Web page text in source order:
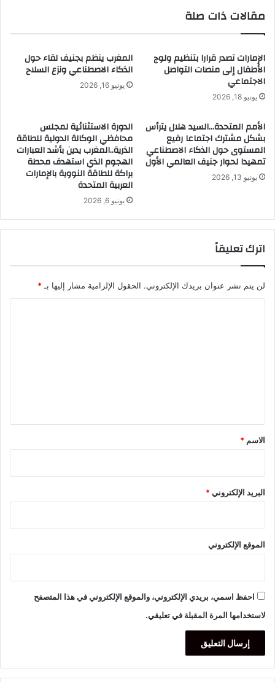
مقالات ذات صلة
الإمارات تصدر قرارا بتنظيم ولوج
الأطفال إلى منصات التواصل
الاجتماعي
يونيو 18, 2026
المغرب ينظم بجنيف لقاء حول
الذكاء الاصطناعي ونزع السلاح
يونيو 16, 2026
الأمم المتحدة…السيد هلال يترأس
بشكل مشترك اجتماعا رفيع
المستوى حول الذكاء الاصطناعي
تمهيدا لحوار جنيف العالمي الأول
يونيو 13, 2026
الدورة الاستثنائية لمجلس
محافظي الوكالة الدولية للطاقة
الذرية..المغرب يدين بأشد العبارات
الهجوم الذي استهدف محطة
براكة للطاقة النووية بالإمارات
العربية المتحدة
يونيو 6, 2026
اترك تعليقاً
لن يتم نشر عنوان بريدك الإلكتروني. الحقول الإلزامية مشار إليها بـ *
*
الاسم *
البريد الإلكتروني*
الموقع الإلكتروني
احفظ اسمي، بريدي الإلكتروني، والموقع الإلكتروني في هذا المتصفح
لاستخدامها المرة المقبلة في تعليقي.